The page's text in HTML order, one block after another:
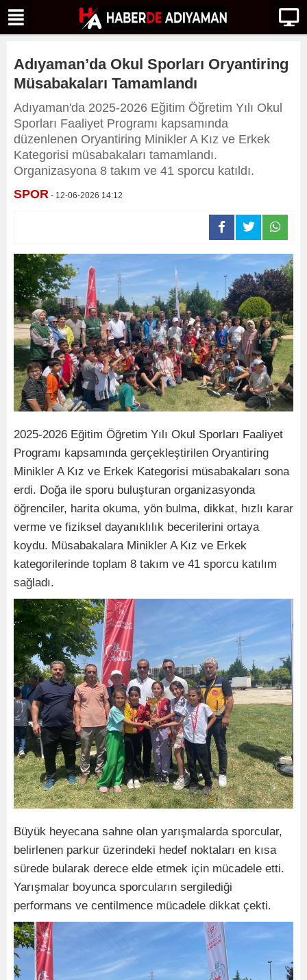
Adıyaman’da Okul Sporları Oryantiring
Müsabakaları Tamamlandı
Adıyaman'da 2025-2026 Eğitim Öğretim Yılı Okul
Sporları Faaliyet Programı kapsamında
düzenlenen Oryantiring Minikler A Kız ve Erkek
Kategorisi müsabakaları tamamlandı.
Organizasyona 8 takım ve 41 sporcu katıldı.
SPOR - 12-06-2026 14:12
2025-2026 Eğitim Öğretim Yılı Okul Sporları Faaliyet
Programı kapsamında gerçekleştirilen Oryantiring
Minikler A Kız ve Erkek Kategorisi müsabakaları sona
erdi. Doğa ile sporu buluşturan organizasyonda
öğrenciler, harita okuma, yön bulma, dikkat, hızlı karar
verme ve fiziksel dayanıklılık becerilerini ortaya
koydu. Müsabakalara Minikler A Kız ve Erkek
kategorilerinde toplam 8 takım ve 41 sporcu katılım
sağladı.
Büyük heyecana sahne olan yarışmalarda sporcular,
belirlenen parkur üzerindeki hedef noktaları en kısa
sürede bularak derece elde etmek için mücadele etti.
Yarışmalar boyunca sporcuların sergilediği
performans ve centilmence mücadele dikkat çekti.